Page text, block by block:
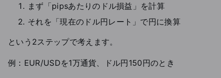
まず「pipsあたりのドル損益」を計算
それを「現在のドル円レート」で円に換算
という2ステップで考えます。
例：EUR/USDを1万通貨、ドル円150円のとき